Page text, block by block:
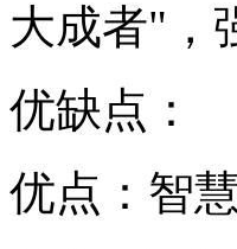
大成者"，
优缺点：
优点：智